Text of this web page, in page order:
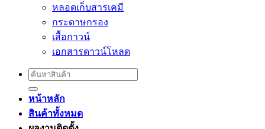
หลอดเก็บสารเคมี
กระดาษกรอง
เสื้อกาวน์
เอกสารดาวน์โหลด
Search
for:
หน้าหลัก
สินค้าทั้งหมด